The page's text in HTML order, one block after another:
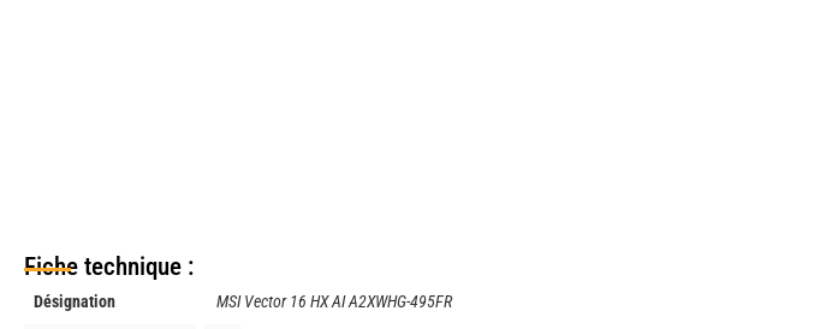
Fiche technique :
Désignation MSI Vector 16 HX AI A2XWHG-495FR